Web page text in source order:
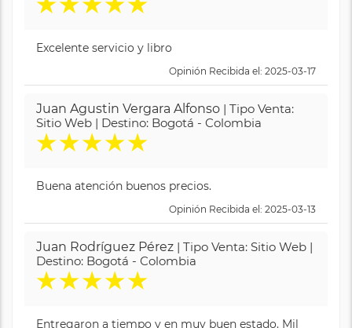
Excelente servicio y libro
Opinión Recibida el: 2025-03-17
Juan Agustin Vergara Alfonso | Tipo Venta:
Sitio Web | Destino: Bogotá - Colombia
★★★★★
Buena atención buenos precios.
Opinión Recibida el: 2025-03-13
Juan Rodríguez Pérez | Tipo Venta: Sitio Web |
Destino: Bogotá - Colombia
★★★★★
Entregaron a tiempo y en muy buen estado. Mil